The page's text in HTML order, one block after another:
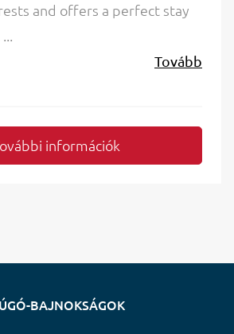
and offers a perfect stay
Tovább
információk
BAJNOKSÁGOK